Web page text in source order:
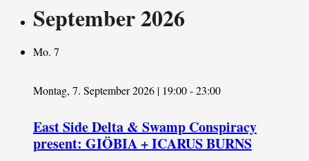
September 2026
Mo. 7
Montag, 7. September 2026 | 19:00-23:00
East Side Delta & Swamp Conspiracy
present: GIÖBIA + ICARUS BURNS